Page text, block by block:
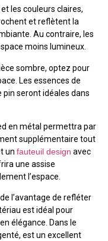
les couleurs claires,
et reflètent la
Au contraire, les
moins lumineux.
sombre, optez pour
Les essences de
pin seront idéales dans
en métal permettra par
supplémentaire tout
un fauteuil design avec
une assise
l’espace.
l’avantage de refléter
est idéal pour
élégance. Dans le
est un excellent